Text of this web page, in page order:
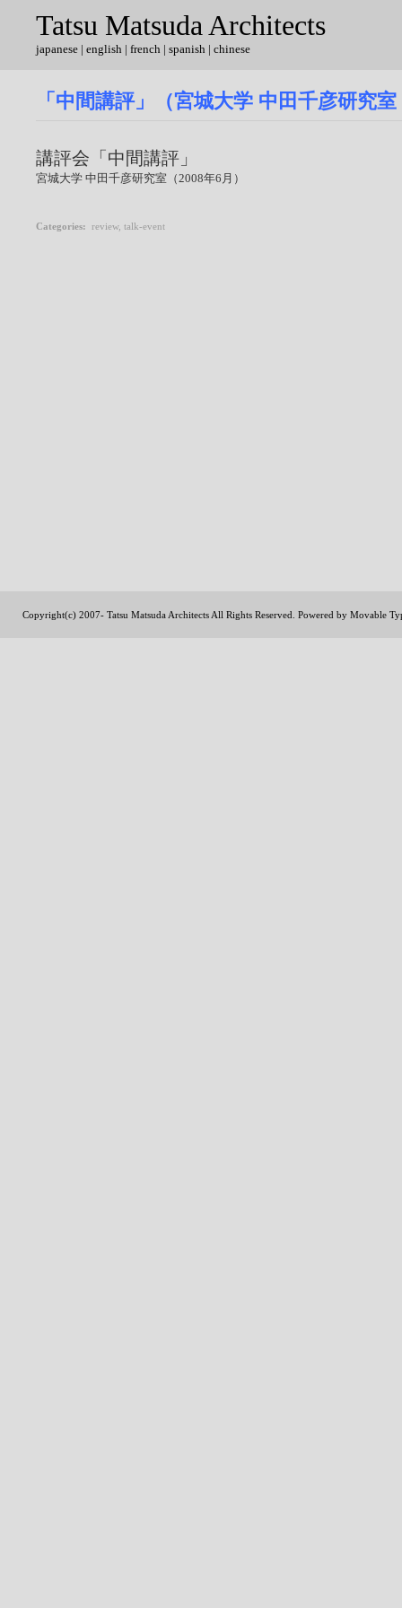
Tatsu Matsuda Architects
japanese | english | french | spanish | chinese
「中間講評」（宮城大学 中田千彦研究室
講評会「中間講評」
宮城大学 中田千彦研究室（2008年6月）
Categories: review, talk-event
Copyright(c) 2007- Tatsu Matsuda Architects All Rights Reserved. Powered by Movable